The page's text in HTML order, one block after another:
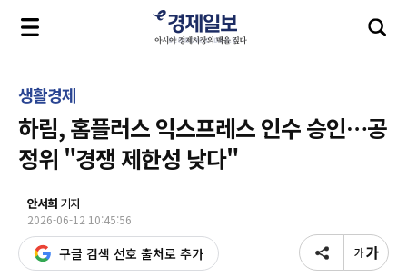
생활경제
하림, 홈플러스 익스프레스 인수 승인…공
정위 "경쟁 제한성 낮다"
안서희 기자
2026-06-12 10:45:56
구글 검색 선호 출처로 추가